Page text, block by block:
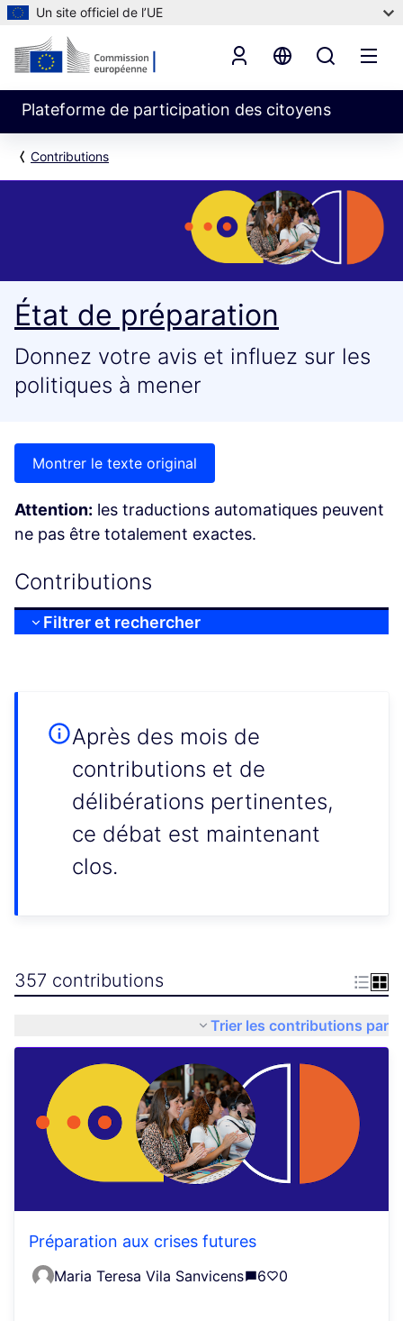
Un site officiel de l’UE
Plateforme de participation des citoyens
Contributions
État de préparation
Donnez votre avis et influez sur les
politiques à mener
Montrer le texte original
Attention: les traductions automatiques peuvent
ne pas être totalement exactes.
Contributions
Filtrer et rechercher
Après des mois de
contributions et de
délibérations pertinentes,
ce débat est maintenant
clos.
357 contributions
Trier les contributions par
Préparation aux crises futures
Maria Teresa Vila Sanvicens 6 0